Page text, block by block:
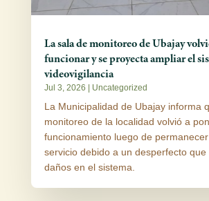
La sala de monitoreo de Ubajay
funcionar y se proyecta ampliar el
videovigilancia
Jul 3, 2026 Uncategorized
La Municipalidad de Ubajay informa
monitoreo de la localidad volvió a
funcionamiento luego de
servicio debido a un desperfecto que
daños en el sistema.